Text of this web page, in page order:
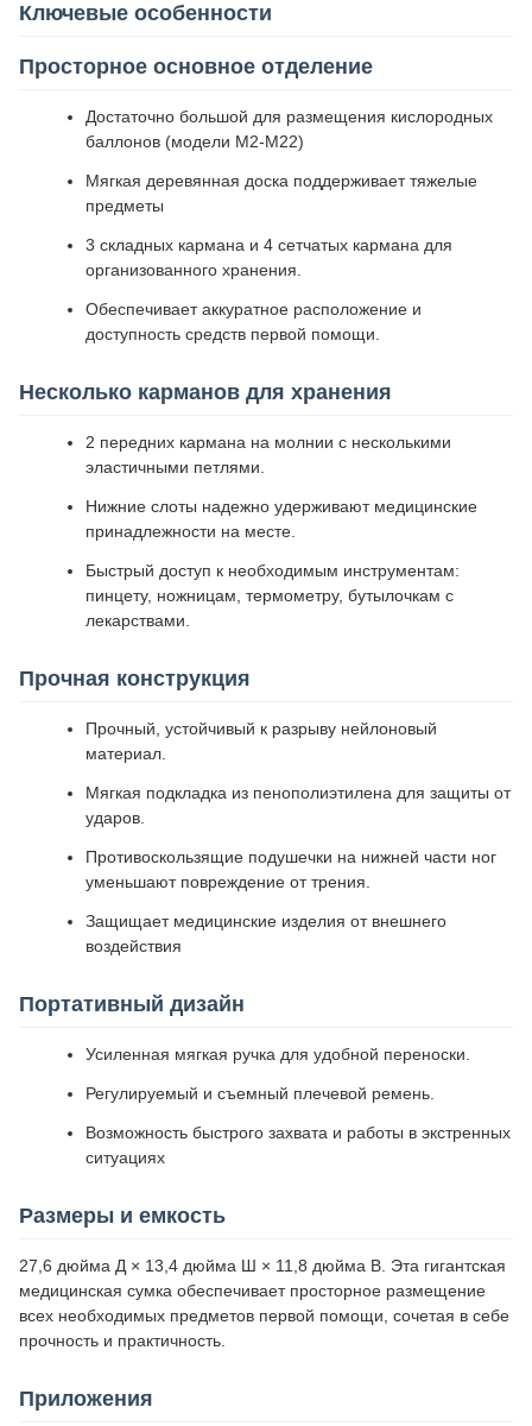
Ключевые особенности
Просторное основное отделение
Достаточно большой для размещения кислородных
баллонов (модели M2-M22)
Мягкая деревянная доска поддерживает тяжелые
предметы
3 складных кармана и 4 сетчатых кармана для
организованного хранения.
Обеспечивает аккуратное расположение и
доступность средств первой помощи.
Несколько карманов для хранения
2 передних кармана на молнии с несколькими
эластичными петлями.
Нижние слоты надежно удерживают медицинские
принадлежности на месте.
Быстрый доступ к необходимым инструментам:
пинцету, ножницам, термометру, бутылочкам с
лекарствами.
Прочная конструкция
Прочный, устойчивый к разрыву нейлоновый
материал.
Мягкая подкладка из пенополиэтилена для защиты от
ударов.
Противоскользящие подушечки на нижней части ног
уменьшают повреждение от трения.
Защищает медицинские изделия от внешнего
воздействия
Портативный дизайн
Усиленная мягкая ручка для удобной переноски.
Регулируемый и съемный плечевой ремень.
Возможность быстрого захвата и работы в экстренных
ситуациях
Размеры и емкость
27,6 дюйма Д × 13,4 дюйма Ш × 11,8 дюйма В. Эта гигантская
медицинская сумка обеспечивает просторное размещение
всех необходимых предметов первой помощи, сочетая в себе
прочность и практичность.
Приложения